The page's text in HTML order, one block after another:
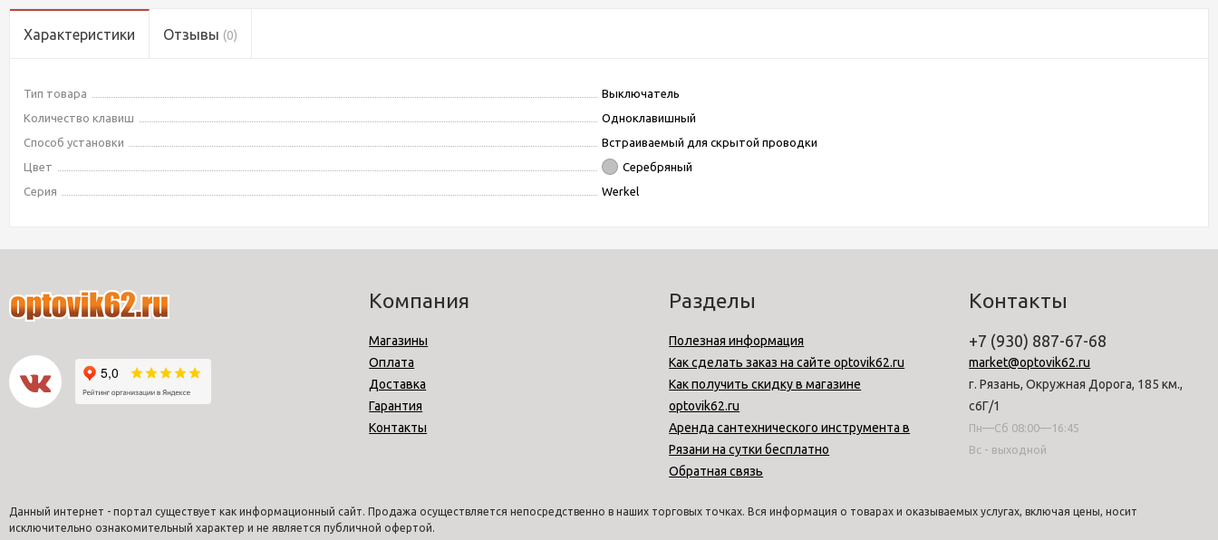
Характеристики Отзывы (0)
Тип товара
Выключатель
Количество клавиш
Одноклавишный
Способ установки
Встраиваемый для скрытой проводки
Цвет
Серебряный
Серия
Werkel
Компания
Магазины
Оплата
Доставка
Гарантия
Контакты
Разделы
Полезная информация
Как сделать заказ на сайте optovik62.ru
Как получить скидку в магазине
optovik62.ru
Аренда сантехнического инструмента в
Рязани на сутки бесплатно
Обратная связь
Контакты
+7 (930) 887-67-68
market@optovik62.ru
г. Рязань, Окружная Дорога, 185 км.,
с6Г/1
Пн—Сб 08:00—16:45
Вс - выходной
Данный интернет - портал существует как информационный сайт. Продажа осуществляется непосредственно в наших торговых точках. Вся информация о товарах и оказываемых услугах, включая цены, носит
исключительно ознакомительный характер и не является публичной офертой.